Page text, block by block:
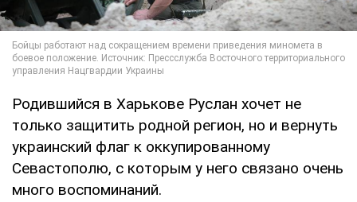
Родившийся в Харькове Руслан хочет не
только защитить родной регион, но и вернуть
украинский флаг к оккупированному
Севастополю, с которым у него связано очень
много воспоминаний.